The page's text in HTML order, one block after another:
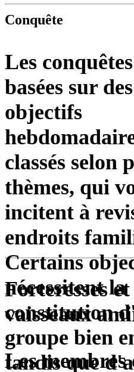
Conquête
Les
basées sur des
objectifs
classés selon
thèmes, qui
incitent à
endroits
Certains
nécessitent la
constitution
groupe bien
tandis que
Forteresses et
vaisseaux
Les membres